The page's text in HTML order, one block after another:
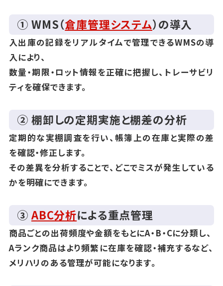
① WMS（倉庫管理システム）の導入
入出庫の記録をリアルタイムで管理できるWMSの導
入により、
数量・期限・ロット情報を正確に把握し、トレーサビリ
ティを確保できます。
② 棚卸しの定期実施と棚差の分析
定期的な実棚調査を行い、帳簿上の在庫と実際の差
を確認・修正します。
その差異を分析することで、どこでミスが発生している
かを明確にできます。
③ ABC分析による重点管理
商品ごとの出荷頻度や金額をもとにA・B・Cに分類し、
Aランク商品はより頻繁に在庫を確認・補充するなど、
メリハリのある管理が可能になります。